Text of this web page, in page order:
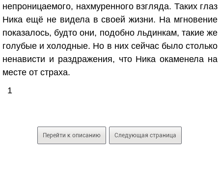
непроницаемого, нахмуренного взгляда. Таких глаз
Ника ещё не видела в своей жизни. На мгновение
показалось, будто они, подобно льдинкам, такие же
голубые и холодные. Но в них сейчас было столько
ненависти и раздражения, что Ника окаменела на
месте от страха.
1
Перейти к описанию Следующая страница